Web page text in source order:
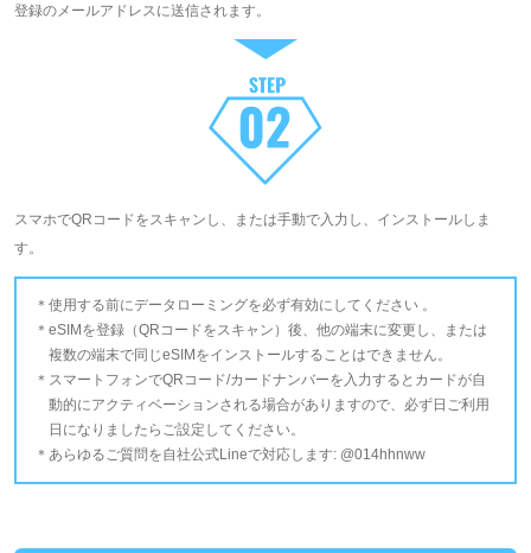
登録のメールアドレスに送信されます。
スマホでQRコードをスキャンし、または手動で入力し、インストールしま
す。
使用する前にデータローミングを必ず有効にしてください 。
eSIMを登録（QRコードをスキャン）後、他の端末に変更し、または
複数の端末で同じeSIMをインストールすることはできません。
スマートフォンでQRコード/カードナンバーを入力するとカードが自
動的にアクティベーションされる場合がありますので、必ず日ご利用
日になりましたらご設定してください。
あらゆるご質問を自社公式Lineで対応します: @014hhnww